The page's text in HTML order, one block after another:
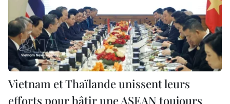
Vietnam et Thaïlande unissent leurs
efforts pour bâtir une ASEAN toujours